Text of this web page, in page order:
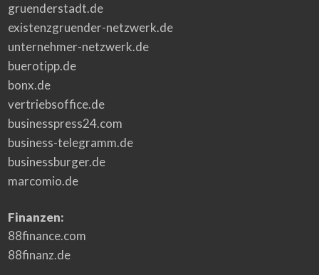
gruenderstadt.de
existenzgruender-netzwerk.de
unternehmer-netzwerk.de
buerotipp.de
bonx.de
vertriebsoffice.de
businesspress24.com
business-telegramm.de
businessburger.de
marcomio.de
Finanzen:
88finance.com
88finanz.de